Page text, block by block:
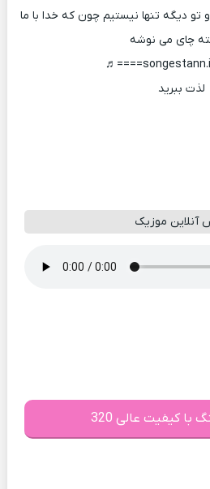
دیگه تنها نیستیم چون که خدا با ما
چای می نوشه
لذت ببرید
آنلاین موزیک
با کیفیت عالی 320